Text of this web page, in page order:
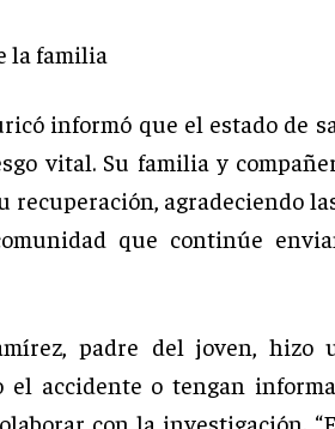
la familia
informó que el estado de
vital. Su familia y
recuperación, agradeciendo
que continúe
padre del joven, hizo
el accidente o tengan
con la investigación.